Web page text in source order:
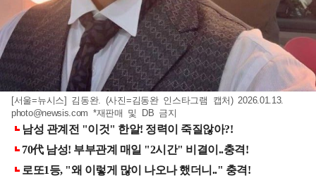
[서울=뉴시스] 김동완. (사진=김동완 인스타그램 캡처) 2026.01.13.
photo@newsis.com *재판매 및 DB 금지